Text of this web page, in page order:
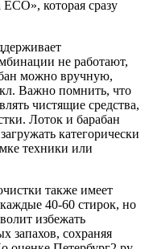
которая сразу
не работают,
можно вручную,
Важно помнить, что
чистящие средства,
Лоток и барабан
категорически
техники или
также имеет
40-60 стирок, но
избежать
запахов, сохраняя